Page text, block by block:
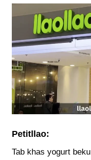
Petitllao:
Tab khas yogurt